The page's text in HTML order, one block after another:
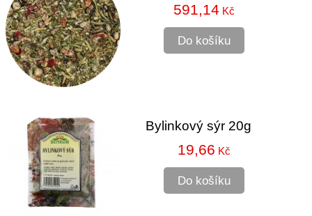
591,14 Kč
Do košíku
Bylinkový sýr 20g
19,66 Kč
Do košíku